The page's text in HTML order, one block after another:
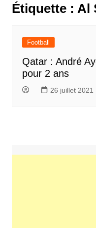
Étiquette : Al
Football
Qatar : André
pour 2 ans
26 juillet 2021